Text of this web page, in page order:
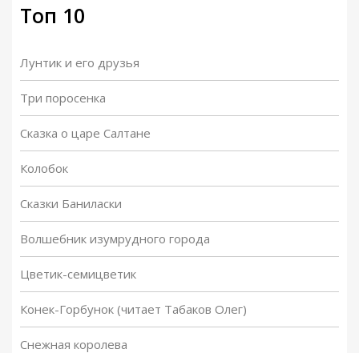
Топ 10
Лунтик и его друзья
Три поросенка
Сказка о царе Салтане
Колобок
Сказки Баниласки
Волшебник изумрудного города
Цветик-семицветик
Конек-Горбунок (читает Табаков Олег)
Снежная королева